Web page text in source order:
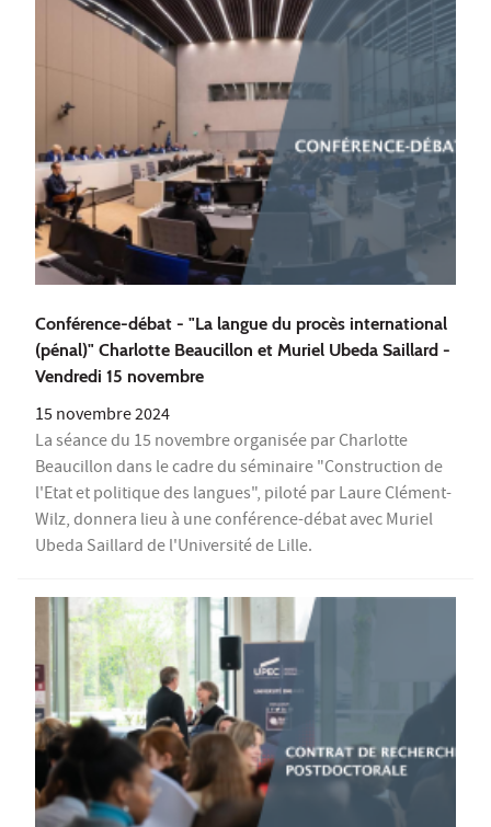
Conférence-débat - "La langue du procès international
(pénal)" Charlotte Beaucillon et Muriel Ubeda Saillard -
Vendredi 15 novembre
15 novembre 2024
La séance du 15 novembre organisée par Charlotte
Beaucillon dans le cadre du séminaire "Construction de
l'Etat et politique des langues", piloté par Laure Clément-
Wilz, donnera lieu à une conférence-débat avec Muriel
Ubeda Saillard de l'Université de Lille.